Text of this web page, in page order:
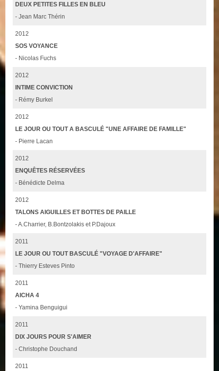
DEUX PETITES FILLES EN BLEU
- Jean Marc Thérin
2012
SOS VOYANCE
- Nicolas Fuchs
2012
INTIME CONVICTION
- Rémy Burkel
2012
LE JOUR OU TOUT A BASCULÉ "UNE AFFAIRE DE FAMILLE"
- Pierre Lacan
2012
ENQUÊTES RÉSERVÉES
- Bénédicte Delma
2012
TALONS AIGUILLES ET BOTTES DE PAILLE
- A.Charrier, B.Bontzolakis et P.Dajoux
2011
LE JOUR OU TOUT BASCULÉ "VOYAGE D'AFFAIRE"
- Thierry Esteves Pinto
2011
AICHA 4
- Yamina Benguigui
2011
DIX JOURS POUR S'AIMER
- Christophe Douchand
2011